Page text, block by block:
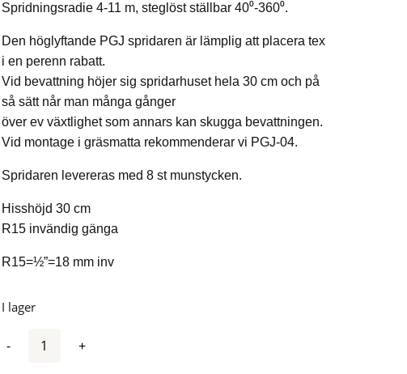
Spridningsradie 4-11 m, steglöst ställbar 40⁰-360⁰.
Den höglyftande PGJ spridaren är lämplig att placera tex
i en perenn rabatt.
Vid bevattning höjer sig spridarhuset hela 30 cm och på
så sätt når man många gånger
över ev växtlighet som annars kan skugga bevattningen.
Vid montage i gräsmatta rekommenderar vi PGJ-04.
Spridaren levereras med 8 st munstycken.
Hisshöjd 30 cm
R15 invändig gänga
R15=½”=18 mm inv
I lager